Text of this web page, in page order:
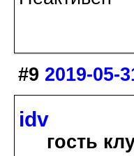
#9 2019-05-
idv
гость